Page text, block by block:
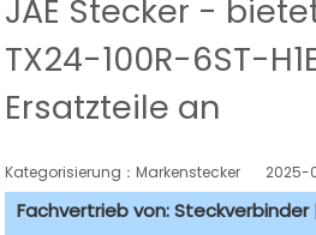
JAE Stecker -
TX24-100R-6ST-
Ersatzteile an
Kategorisierung：Markenstecker 2025-
Fachvertrieb von: